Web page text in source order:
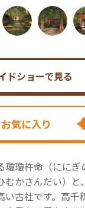
ドショーで見る
お気に入り
瓊瓊杵命（ににぎ
むかさんだい）と
い古社です。高千